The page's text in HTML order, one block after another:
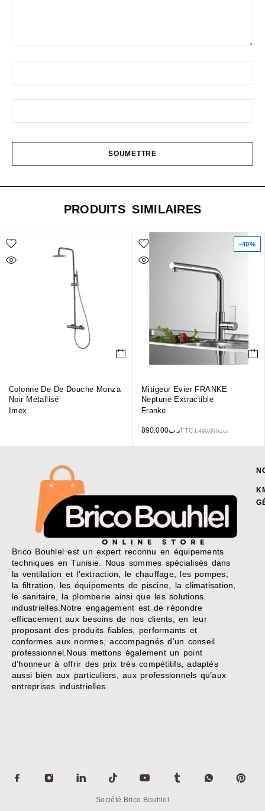
PRODUITS SIMILAIRES
Colonne De De Douche Monza
Noir Métallisé
Imex
-40%
Mitigeur Evier FRANKE
Neptune Extractible
Franke
د.ت1,490.000 د.ت890.000 TTC
Brico Bouhlel est un expert reconnu en équipements
techniques en Tunisie. Nous sommes spécialisés dans
la ventilation et l’extraction, le chauffage, les pompes,
la filtration, les équipements de piscine, la climatisation,
le sanitaire, la plomberie ainsi que les solutions
industrielles.Notre engagement est de répondre
efficacement aux besoins de nos clients, en leur
proposant des produits fiables, performants et
conformes aux normes, accompagnés d’un conseil
professionnel.Nous mettons également un point
d’honneur à offrir des prix très compétitifs, adaptés
aussi bien aux particuliers, aux professionnels qu’aux
entreprises industrielles.
Société Brico Bouhlel